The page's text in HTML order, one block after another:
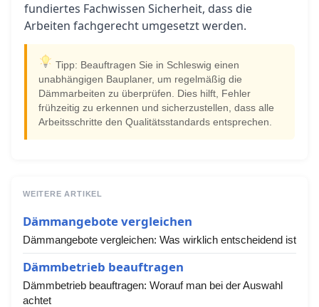
fundiertes Fachwissen Sicherheit, dass die
Arbeiten fachgerecht umgesetzt werden.
Tipp: Beauftragen Sie in Schleswig einen
unabhängigen Bauplaner, um regelmäßig die
Dämmarbeiten zu überprüfen. Dies hilft, Fehler
frühzeitig zu erkennen und sicherzustellen, dass alle
Arbeitsschritte den Qualitätsstandards entsprechen.
WEITERE ARTIKEL
Dämmangebote vergleichen
Dämmangebote vergleichen: Was wirklich entscheidend ist
Dämmbetrieb beauftragen
Dämmbetrieb beauftragen: Worauf man bei der Auswahl
achtet